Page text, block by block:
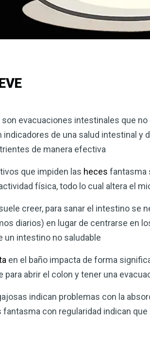
evacuaciones intestinales que
indicadores de una salud intestinal y
de manera efectiva
que impiden las heces fantasma
física, todo lo cual altera el
creer, para sanar el intestino se
diarios) en lugar de centrarse en
un intestino no saludable
en el baño impacta de forma
para abrir el colon y tener una
indican problemas con la
con regularidad indican